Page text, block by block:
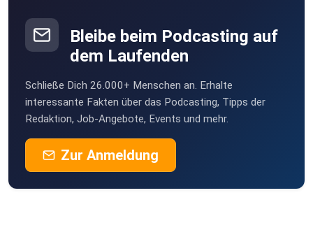
Bleibe beim Podcasting auf
dem Laufenden
Schließe Dich 26.000+ Menschen an. Erhalte
interessante Fakten über das Podcasting, Tipps der
Redaktion, Job-Angebote, Events und mehr.
Zur Anmeldung